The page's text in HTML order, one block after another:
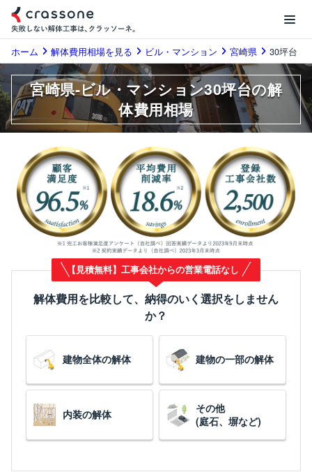
ホーム 解体費用相場を見る ビル・マンション 宮崎県 30坪台
宮崎県-ビル・マンション30坪台の解
体費用相場
【見積無料】工事会社からの営業電話なし
解体費用を比較して、納得のいく選択をしません
か？
建物全体の解体 建物の一部の解体
内装の解体
その他
(庭石、塀など)